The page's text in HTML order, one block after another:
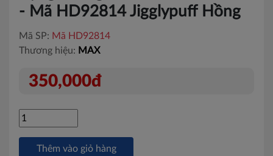
- Mã HD92814 Jigglypuff Hồng
Mã SP: Mã HD92814
Thương hiệu: MAX
350,000đ
Thêm vào giỏ hàng